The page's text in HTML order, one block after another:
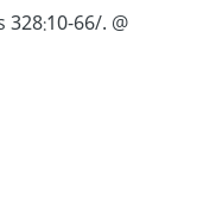
@ ./node_modules/webpack/lib/index.js 328:10-66